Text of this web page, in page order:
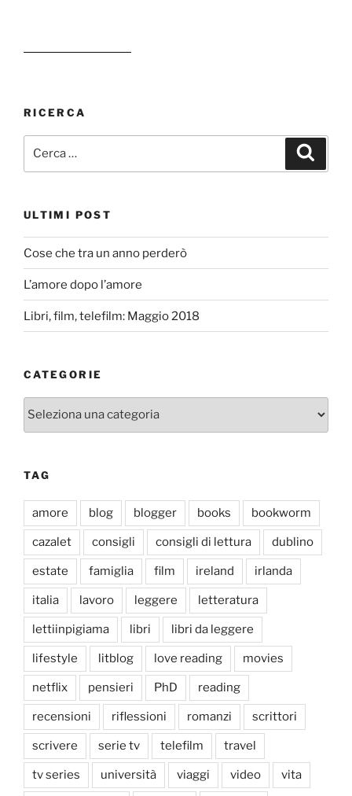
RICERCA
ULTIMI POST
Cose che tra un anno perderò
L’amore dopo l’amore
Libri, film, telefilm: Maggio 2018
CATEGORIE
Categorie
TAG
amore blog blogger books bookworm
cazalet consigli consigli di lettura dublino
estate famiglia film ireland irlanda
italia lavoro leggere letteratura
lettiinpigiama libri libri da leggere
lifestyle litblog love reading movies
netflix pensieri PhD reading
recensioni riflessioni romanzi scrittori
scrivere serie tv telefilm travel
tv series università viaggi video vita